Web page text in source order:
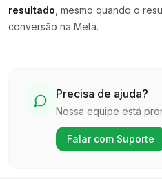
resultado , mesmo quando o
conversão na Meta.
Precisa de ajuda?
Nossa equipe está
Falar com Suporte